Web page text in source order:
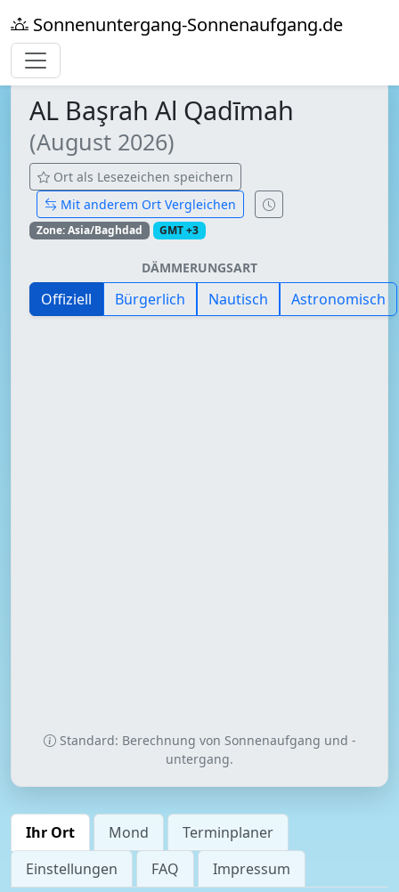
Sonnenuntergang-Sonnenaufgang.de
AL Başrah Al Qadīmah
(August 2026)
Ort als Lesezeichen speichern
Mit anderem Ort Vergleichen
Zone: Asia/Baghdad GMT +3
DÄMMERUNGSART
Offiziell Bürgerlich Nautisch Astronomisch
Standard: Berechnung von Sonnenaufgang und -
untergang.
Ihr Ort Mond
Terminplaner
Einstellungen
FAQ Impressum